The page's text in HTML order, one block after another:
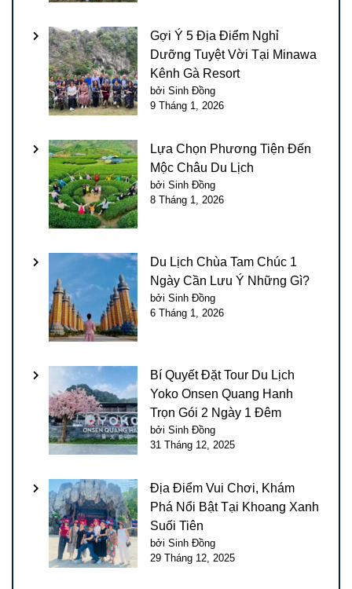
Gợi Ý 5 Địa Điểm Nghỉ
Dưỡng Tuyệt Vời Tại Minawa
Kênh Gà Resort
bởi Sinh Đồng
9 Tháng 1, 2026
Lựa Chọn Phương Tiện Đến
Mộc Châu Du Lịch
bởi Sinh Đồng
8 Tháng 1, 2026
Du Lịch Chùa Tam Chúc 1
Ngày Cần Lưu Ý Những Gì?
bởi Sinh Đồng
6 Tháng 1, 2026
Bí Quyết Đặt Tour Du Lịch
Yoko Onsen Quang Hanh
Trọn Gói 2 Ngày 1 Đêm
bởi Sinh Đồng
31 Tháng 12, 2025
Địa Điểm Vui Chơi, Khám
Phá Nổi Bật Tại Khoang Xanh
Suối Tiên
bởi Sinh Đồng
29 Tháng 12, 2025